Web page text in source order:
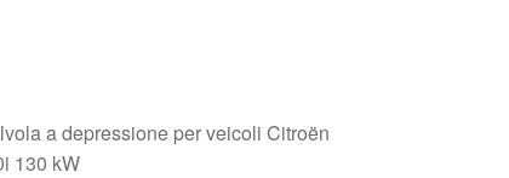
a depressione per veicoli Citroën
130 kW